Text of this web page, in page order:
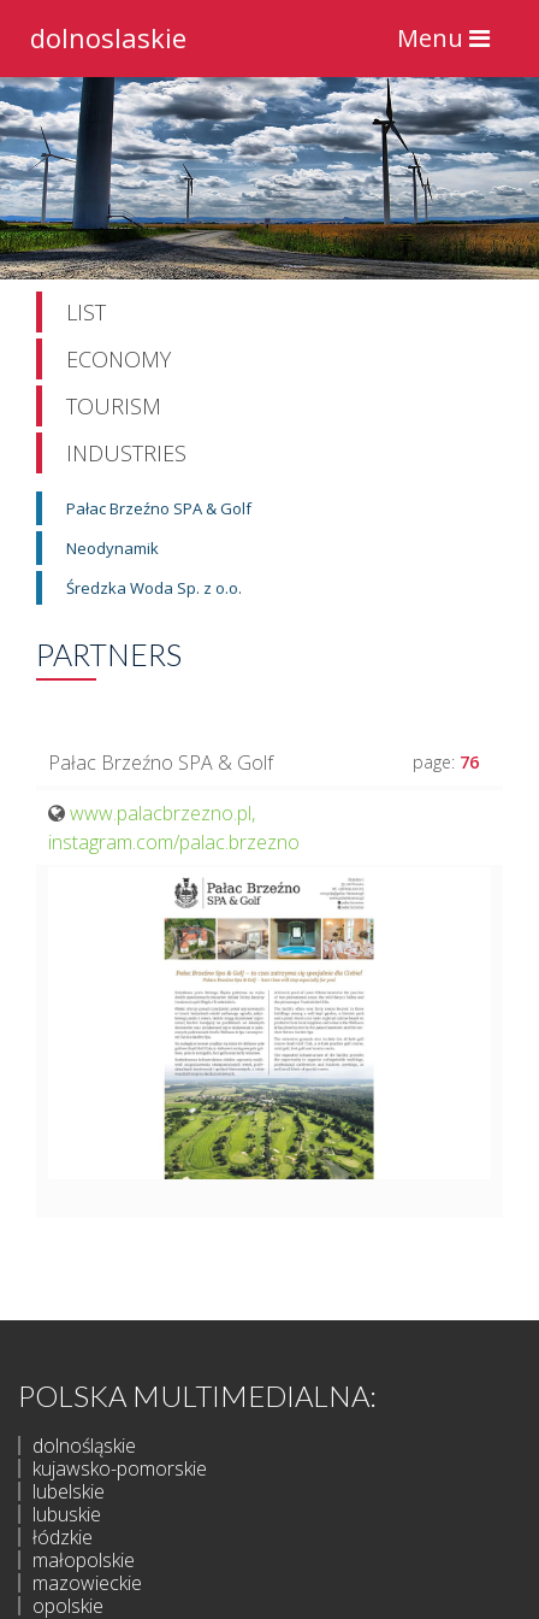
Toggle
navigation
Menu
dolnoslaskie
LIST
ECONOMY
TOURISM
INDUSTRIES
Pałac Brzeźno SPA & Golf
Neodynamik
Średzka Woda Sp. z o.o.
PARTNERS
Pałac Brzeźno SPA & Golf page: 76
www.palacbrzezno.pl
instagram.com/palac.brzezno
POLSKA MULTIMEDIALNA:
dolnośląskie
kujawsko-pomorskie
lubelskie
lubuskie
łódzkie
małopolskie
mazowieckie
opolskie